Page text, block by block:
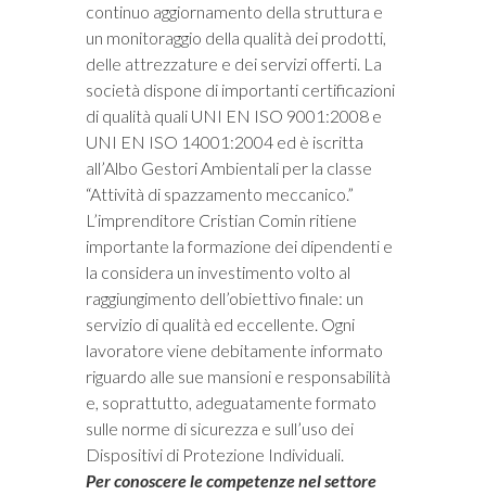
continuo aggiornamento della struttura e
un monitoraggio della qualità dei prodotti,
delle attrezzature e dei servizi offerti. La
società dispone di importanti certificazioni
di qualità quali UNI EN ISO 9001:2008 e
UNI EN ISO 14001:2004 ed è iscritta
all’Albo Gestori Ambientali per la classe
“Attività di spazzamento meccanico.”
L’imprenditore Cristian Comin ritiene
importante la formazione dei dipendenti e
la considera un investimento volto al
raggiungimento dell’obiettivo finale: un
servizio di qualità ed eccellente. Ogni
lavoratore viene debitamente informato
riguardo alle sue mansioni e responsabilità
e, soprattutto, adeguatamente formato
sulle norme di sicurezza e sull’uso dei
Dispositivi di Protezione Individuali.
Per conoscere le competenze nel settore